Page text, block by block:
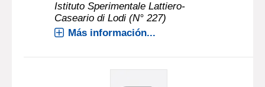
Istituto Sperimentale Lattiero-
Caseario di Lodi (N° 227)
Más información...